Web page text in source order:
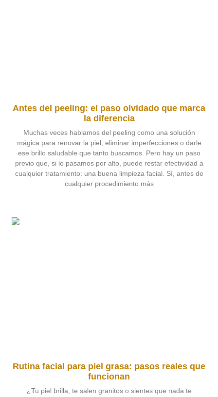
Antes del peeling: el paso olvidado que marca
la diferencia
Muchas veces hablamos del peeling como una solución
mágica para renovar la piel, eliminar imperfecciones o darle
ese brillo saludable que tanto buscamos. Pero hay un paso
previo que, si lo pasamos por alto, puede restar efectividad a
cualquier tratamiento: una buena limpieza facial. Sí, antes de
cualquier procedimiento más
Rutina facial para piel grasa: pasos reales que
funcionan
¿Tu piel brilla, te salen granitos o sientes que nada te